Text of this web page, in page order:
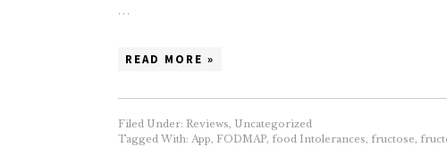
…
READ MORE »
Filed Under: Reviews, Uncategorized
Tagged With: App, FODMAP, food Intolerances, fructose,